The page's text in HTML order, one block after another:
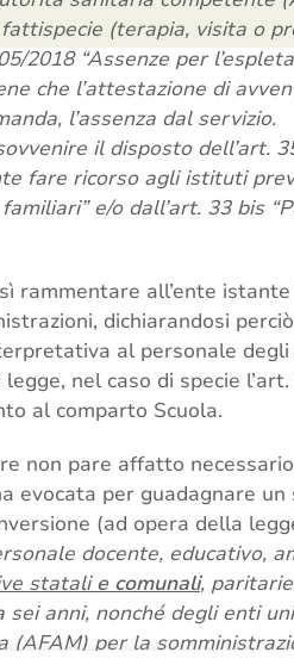
(terapia, visita o
2018 “Assenze per
che l’attestazione di
l’assenza dal servizio.
il disposto dell’art.
fare ricorso agli istituti
e/o dall’art. 33 bis
rammentare all’ente
dichiarandosi
al personale
nel caso di specie
al comparto Scuola.
non pare affatto
evocata per guadagnare
(ad opera della
docente, educativo,
statalie comunali,
anni, nonché degli enti
per la